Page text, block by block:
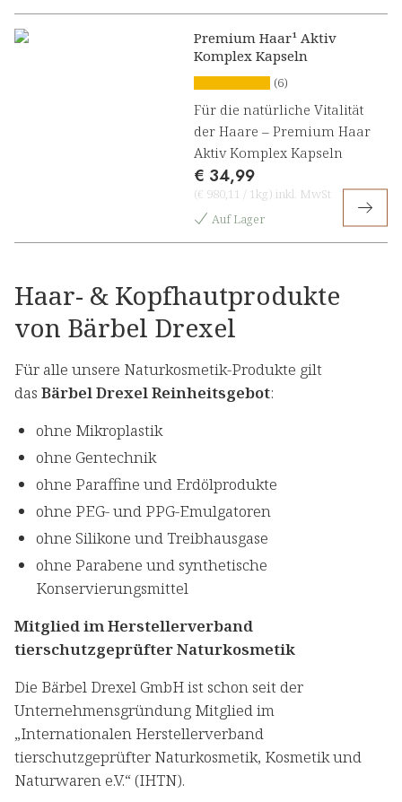
Premium Haar¹ Aktiv
Komplex Kapseln
(6)
Für die natürliche Vitalität
der Haare – Premium Haar
Aktiv Komplex Kapseln
€ 34,99
(€ 980,11 / 1kg) inkl. MwSt
Auf Lager
Haar- & Kopfhautprodukte
von Bärbel Drexel
Für alle unsere Naturkosmetik-Produkte gilt
das Bärbel Drexel Reinheitsgebot:
ohne Mikroplastik
ohne Gentechnik
ohne Paraffine und Erdölprodukte
ohne PEG- und PPG-Emulgatoren
ohne Silikone und Treibhausgase
ohne Parabene und synthetische
Konservierungsmittel
Mitglied im Herstellerverband
tierschutzgeprüfter Naturkosmetik
Die Bärbel Drexel GmbH ist schon seit der
Unternehmensgründung Mitglied im
„Internationalen Herstellerverband
tierschutzgeprüfter Naturkosmetik, Kosmetik und
Naturwaren e.V.“ (IHTN).